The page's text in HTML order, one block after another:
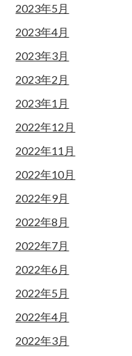
2023年5月
2023年4月
2023年3月
2023年2月
2023年1月
2022年12月
2022年11月
2022年10月
2022年9月
2022年8月
2022年7月
2022年6月
2022年5月
2022年4月
2022年3月